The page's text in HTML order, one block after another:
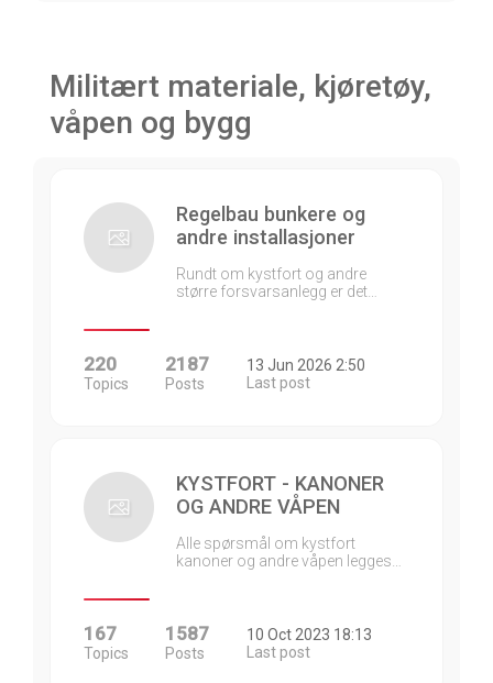
Militært materiale, kjøretøy,
våpen og bygg
Regelbau bunkere og
andre installasjoner
Rundt om kystfort og andre
større forsvarsanlegg er det…
220
Topics
2187
Posts
13 Jun 2026 2:50
Last post
KYSTFORT - KANONER
OG ANDRE VÅPEN
Alle spørsmål om kystfort
kanoner og andre våpen legges…
167
Topics
1587
Posts
10 Oct 2023 18:13
Last post